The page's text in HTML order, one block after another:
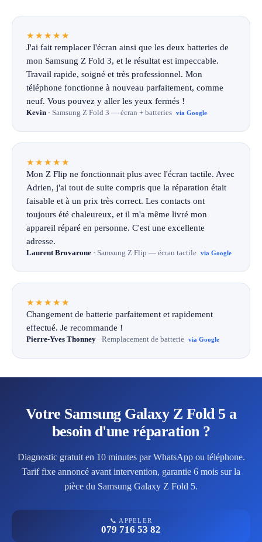
★★★★★
J'ai fait remplacer l'écran ainsi que les deux batteries de
mon Samsung Z Fold 3, et le résultat est impeccable.
Travail rapide, soigné et très professionnel. Mon
téléphone fonctionne à nouveau parfaitement, comme
neuf. Vous pouvez y aller les yeux fermés !
Kevin · Samsung Z Fold 3 — écran + batteries via Google
★★★★★
Mon Z Flip ne fonctionnait plus avec l'écran tactile. Avec
Adrien, j'ai tout de suite compris que la réparation était
faisable et à un prix très correct. Les contacts ont
toujours été chaleureux, et il m'a même livré mon
appareil réparé en personne. C'est une excellente
adresse.
Laurent Brovarone · Samsung Z Flip — écran tactile via Google
★★★★★
Changement de batterie parfaitement et rapidement
effectué. Je recommande !
Pierre-Yves Thonney · Remplacement de batterie via Google
Votre Samsung Galaxy Z Fold 5 a
besoin d'une réparation ?
Diagnostic gratuit en 10 minutes par WhatsApp ou téléphone.
Tarif fixe annoncé avant intervention, garantie 6 mois sur la
pièce du Samsung Galaxy Z Fold 5.
📞 APPELER
079 716 53 82